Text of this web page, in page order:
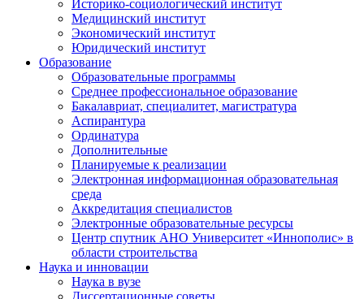
Историко-социологический институт
Медицинский институт
Экономический институт
Юридический институт
Образование
Образовательные программы
Среднее профессиональное образование
Бакалавриат, специалитет, магистратура
Аспирантура
Ординатура
Дополнительные
Планируемые к реализации
Электронная информационная образовательная
среда
Аккредитация специалистов
Электронные образовательные ресурсы
Центр спутник АНО Университет «Иннополис» в
области строительства
Наука и инновации
Наука в вузе
Диссертационные советы